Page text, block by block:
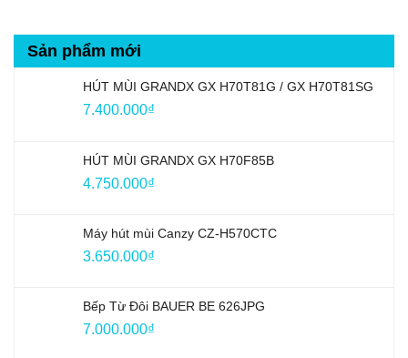
Sản phẩm mới
HÚT MÙI GRANDX GX H70T81G / GX H70T81SG
7.400.000₫
HÚT MÙI GRANDX GX H70F85B
4.750.000₫
Máy hút mùi Canzy CZ-H570CTC
3.650.000₫
Bếp Từ Đôi BAUER BE 626JPG
7.000.000₫